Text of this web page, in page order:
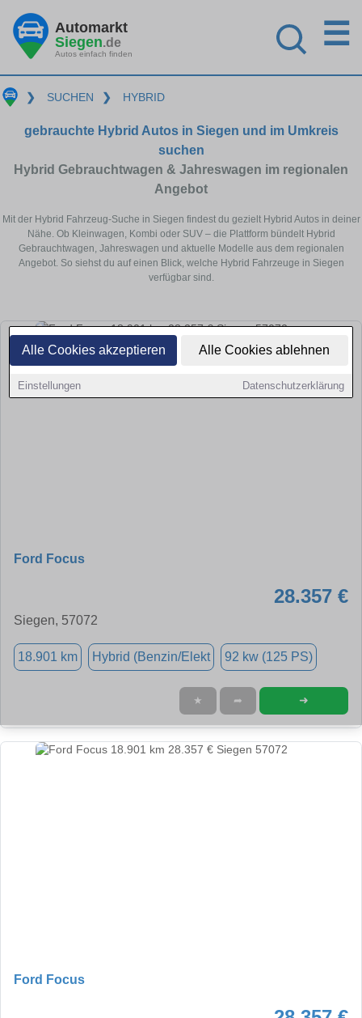
Alle Cookies akzeptieren Alle Cookies ablehnen
Einstellungen Datenschutzerklärung
Automarkt
Siegen.de
Autos einfach finden
☰
❯ SUCHEN ❯ HYBRID
gebrauchte Hybrid Autos in Siegen und im Umkreis
suchen
Hybrid Gebrauchtwagen & Jahreswagen im regionalen
Angebot
Mit der Hybrid Fahrzeug-Suche in Siegen findest du gezielt Hybrid Autos in deiner
Nähe. Ob Kleinwagen, Kombi oder SUV – die Plattform bündelt Hybrid
Gebrauchtwagen, Jahreswagen und aktuelle Modelle aus dem regionalen
Angebot. So siehst du auf einen Blick, welche Hybrid Fahrzeuge in Siegen
verfügbar sind.
Ford Focus
28.357 €
Siegen, 57072
18.901 km Hybrid (Benzin/Elekt 92 kw (125 PS)
★ ➦ ➜
Ford Focus